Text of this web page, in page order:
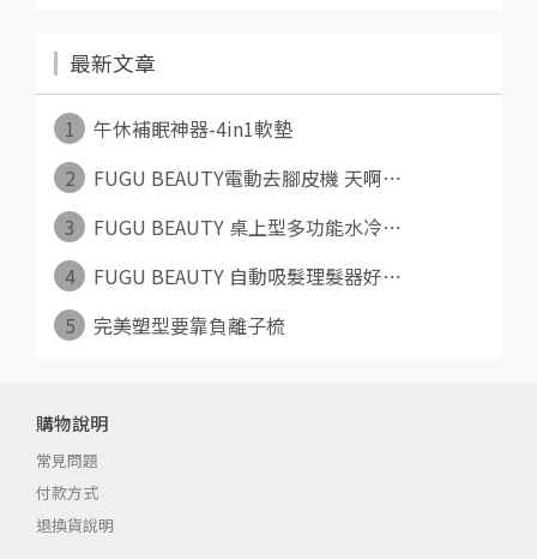
最新文章
1
午休補眠神器-4in1軟墊
2
FUGU BEAUTY電動去腳皮機 天啊⋯
3
FUGU BEAUTY 桌上型多功能水冷⋯
4
FUGU BEAUTY 自動吸髮理髮器好⋯
5
完美塑型要靠負離子梳
購物說明
常見問題
付款方式
退換貨說明